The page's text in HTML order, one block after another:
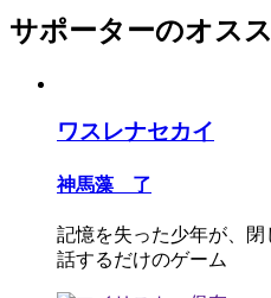
サポーターのオス
ワスレナセカイ
神馬藻 了
記憶を失った少年が、
話するだけのゲーム